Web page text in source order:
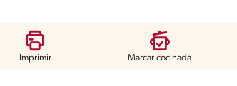
Imprimir Marcar cocinada